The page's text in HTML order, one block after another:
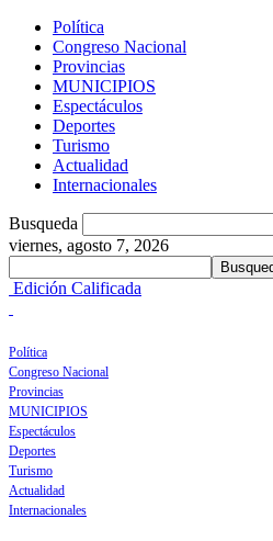
Política
Congreso Nacional
Provincias
MUNICIPIOS
Espectáculos
Deportes
Turismo
Actualidad
Internacionales
Busqueda
viernes, agosto 7, 2026
Edición Calificada
Política
Congreso Nacional
Provincias
MUNICIPIOS
Espectáculos
Deportes
Turismo
Actualidad
Internacionales